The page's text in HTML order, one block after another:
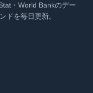
・World Bankのデー
ドを毎日更新。